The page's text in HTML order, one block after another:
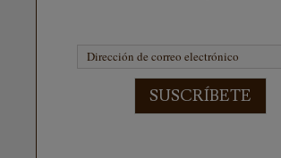
SUSCRÍBETE